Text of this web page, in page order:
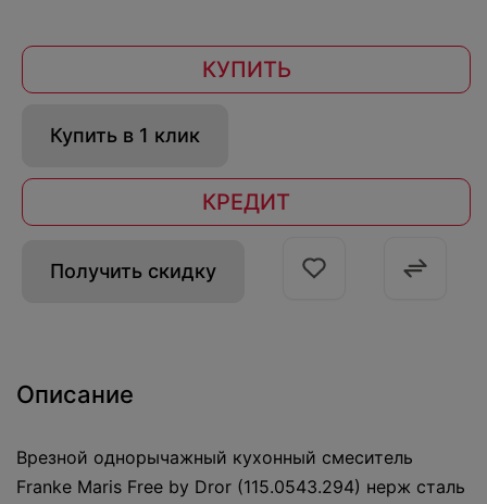
КУПИТЬ
Купить в 1 клик
КРЕДИТ
Получить скидку
Описание
Врезной однорычажный кухонный смеситель
Franke Maris Free by Dror (115.0543.294) нерж сталь